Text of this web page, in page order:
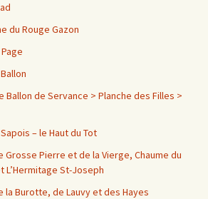
du Rouge Gazon
Ballon de Servance > Planche des Filles >
– le Haut du Tot
Grosse Pierre et de la Vierge, Chaume du
L’Hermitage St-Joseph
la Burotte, de Lauvy et des Hayes